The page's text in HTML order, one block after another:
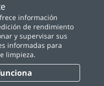
información
de rendimiento
y supervisar sus
informadas para
limpieza.